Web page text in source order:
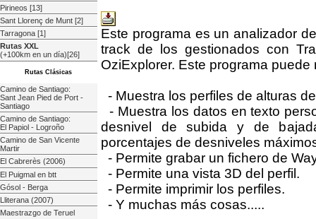
Pirineos [13]
Sant Llorenç de Munt [2]
Tarragona [1]
Rutas XXL
(+100km en un día)[26]
Rutas Clásicas
Camino de Santiago:
Sant Jean Pied de Port -
Santiago
Camino de Santiago:
El Papiol - Logroño
Camino de San Vicente
Martir
El Cabrerès (2006)
El Puigmal en btt
Gósol - Berga
Lliterana (2007)
Maestrazgo de Teruel
Este programa es un analizador
track de los gestionados con
OziExplorer. Este programa
- Muestra los perfiles de alturas
- Muestra los datos en texto
desnivel de subida y de
porcentajes de desniveles
- Permite grabar un fichero de
- Permite una vista 3D del perfil.
- Permite imprimir los perfiles.
- Y muchas más cosas.....